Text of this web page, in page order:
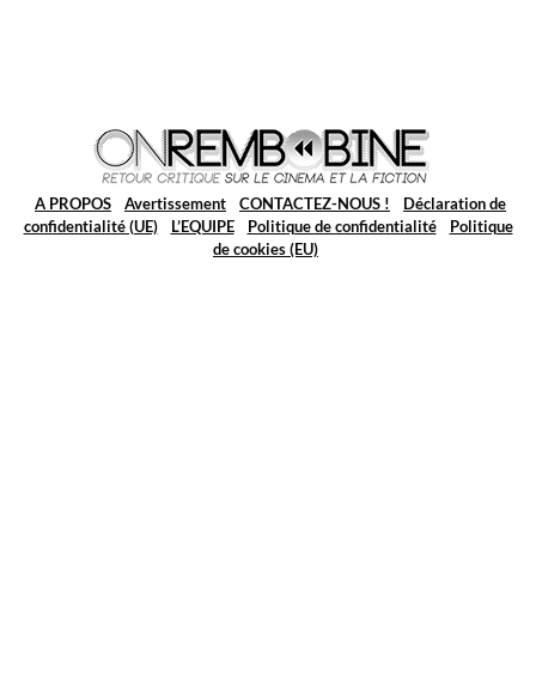
A PROPOS Avertissement CONTACTEZ-NOUS !
Déclaration de
confidentialité (UE)
L’EQUIPE Politique de confidentialité
Politique
de cookies (EU)